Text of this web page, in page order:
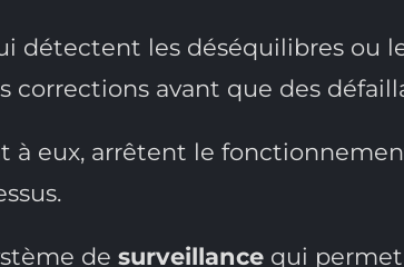
détectent les déséquilibres ou
corrections avant que des
à eux, arrêtent le
de surveillance qui